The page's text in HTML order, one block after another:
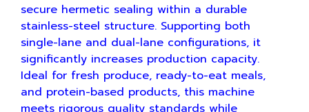
secure hermetic sealing within a durable
stainless-steel structure. Supporting both
single-lane and dual-lane configurations, it
significantly increases production capacity.
Ideal for fresh produce, ready-to-eat meals,
and protein-based products, this machine
meets rigorous quality standards while